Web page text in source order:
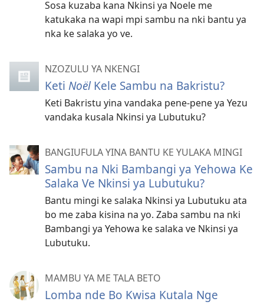
Sosa kuzaba kana Nkinsi ya Noele me
katukaka na wapi mpi sambu na nki bantu ya
nka ke salaka yo ve.
NZOZULU YA NKENGI
Keti NoëlKele Sambu na Bakristu?
Keti Bakristu yina vandaka pene-pene ya Yezu
vandaka kusala Nkinsi ya Lubutuku?
BANGIUFULA YINA BANTU KE YULAKA MINGI
Sambu na Nki Bambangi ya Yehowa Ke
Salaka Ve Nkinsi ya Lubutuku?
Bantu mingi ke salaka Nkinsi ya Lubutuku ata
bo me zaba kisina na yo. Zaba sambu na nki
Bambangi ya Yehowa ke salaka ve Nkinsi ya
Lubutuku.
MAMBU YA ME TALA BETO
Lomba nde Bo Kwisa Kutala Nge